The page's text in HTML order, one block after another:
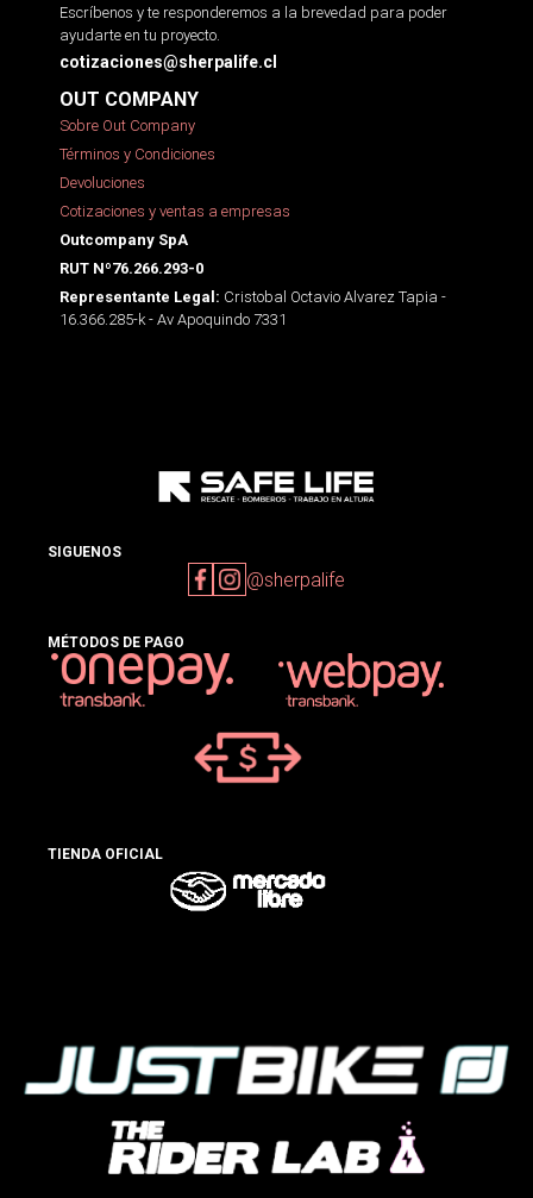
Escríbenos y te responderemos a la brevedad para poder
ayudarte en tu proyecto.
cotizaciones@sherpalife.cl
OUT COMPANY
Sobre Out Company
Términos y Condiciones
Devoluciones
Cotizaciones y ventas a empresas
Outcompany SpA
RUT Nº76.266.293-0
Representante Legal: Cristobal Octavio Alvarez Tapia -
16.366.285-k - Av Apoquindo 7331
SIGUENOS
@sherpalife
MÉTODOS DE PAGO
TIENDA OFICIAL